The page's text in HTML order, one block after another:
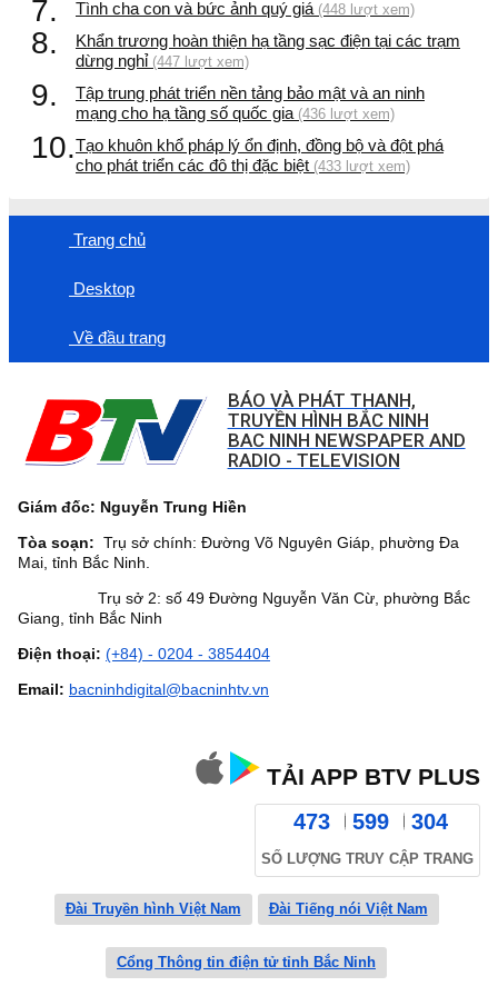
7. Tình cha con và bức ảnh quý giá (448 lượt xem)
8.
Khẩn trương hoàn thiện hạ tầng sạc điện tại các trạm
dừng nghỉ (447 lượt xem)
9.
Tập trung phát triển nền tảng bảo mật và an ninh
mạng cho hạ tầng số quốc gia (436 lượt xem)
10.Tạo khuôn khổ pháp lý ổn định, đồng bộ và đột phá
cho phát triển các đô thị đặc biệt (433 lượt xem)
Trang chủ
Desktop
Về đầu trang
BÁO VÀ PHÁT THANH,
TRUYỀN HÌNH BẮC NINH
BAC NINH NEWSPAPER AND
RADIO - TELEVISION
Giám đốc: Nguyễn Trung Hiền
Tòa soạn: Trụ sở chính: Đường Võ Nguyên Giáp, phường Đa
Mai, tỉnh Bắc Ninh.
Trụ sở 2: số 49 Đường Nguyễn Văn Cừ, phường Bắc
Giang, tỉnh Bắc Ninh
Điện thoại: (+84) - 0204 - 3854404
Email: bacninhdigital@bacninhtv.vn
TẢI APP BTV PLUS
473 599 304
SỐ LƯỢNG TRUY CẬP TRANG
Đài Truyền hình Việt Nam Đài Tiếng nói Việt Nam
Cổng Thông tin điện tử tỉnh Bắc Ninh